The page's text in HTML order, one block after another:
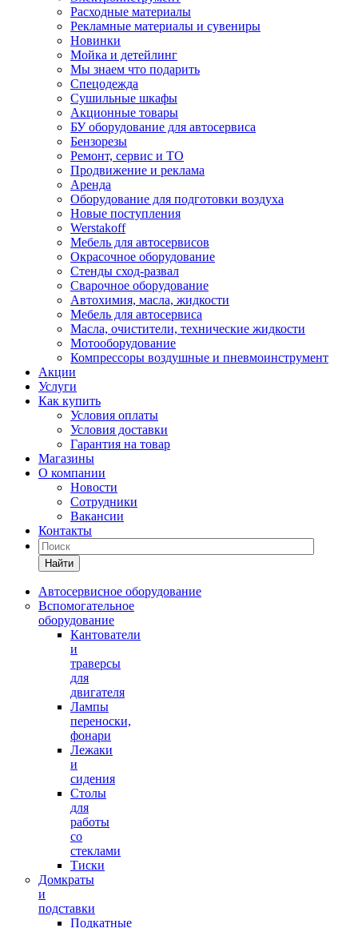
Расходные материалы
Рекламные материалы и сувениры
Новинки
Мойка и детейлинг
Мы знаем что подарить
Спецодежда
Сушильные шкафы
Акционные товары
БУ оборудование для автосервиса
Бензорезы
Ремонт, сервис и ТО
Продвижение и реклама
Аренда
Оборудование для подготовки воздуха
Новые поступления
Werstakoff
Мебель для автосервисов
Окрасочное оборудование
Стенды сход-развал
Сварочное оборудование
Автохимия, масла, жидкости
Мебель для автосервиса
Масла, очистители, технические жидкости
Мотооборудование
Компрессоры воздушные и пневмоинструмент
Акции
Услуги
Как купить
Условия оплаты
Условия доставки
Гарантия на товар
Магазины
О компании
Новости
Сотрудники
Вакансии
Контакты
Найти
Автосервисное оборудование
Вспомогательное
оборудование
Кантователи
и
траверсы
для
двигателя
Лампы
переноски,
фонари
Лежаки
и
сидения
Столы
для
работы
со
стеклами
Тиски
Домкраты
и
подставки
Подкатные